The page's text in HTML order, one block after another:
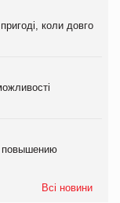
коли довго
повышению
Всі новини